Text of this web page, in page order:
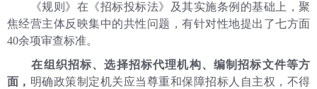
《规则》在《招标投标法》及其实施条例的基础上，聚
焦经营主体反映集中的共性问题，有针对性地提出了七方面
40余项审查标准。
在组织招标、选择招标代理机构、编制招标文件等方
面， 明确政策制定机关应当尊重和保障招标人自主权，不得